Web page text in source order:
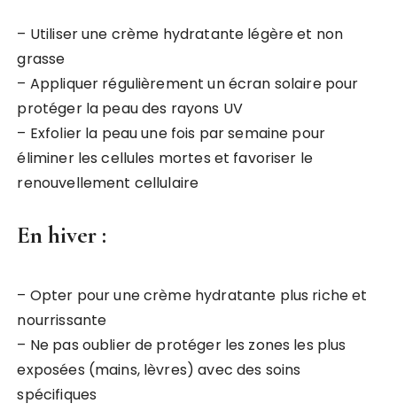
– Utiliser une crème hydratante légère et non
grasse
– Appliquer régulièrement un écran solaire pour
protéger la peau des rayons UV
– Exfolier la peau une fois par semaine pour
éliminer les cellules mortes et favoriser le
renouvellement cellulaire
En hiver :
– Opter pour une crème hydratante plus riche et
nourrissante
– Ne pas oublier de protéger les zones les plus
exposées (mains, lèvres) avec des soins
spécifiques